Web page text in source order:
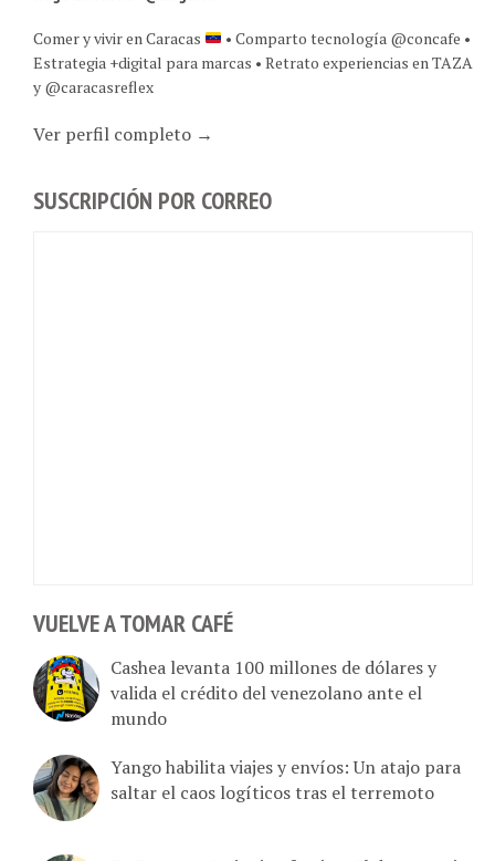
Comer y vivir en Caracas
• Comparto tecnología @concafe •
Estrategia +digital para marcas • Retrato experiencias en TAZA
y @caracasreflex
Ver perfil completo →
SUSCRIPCIÓN POR CORREO
VUELVE A TOMAR CAFÉ
Cashea levanta 100 millones de dólares y
valida el crédito del venezolano ante el
mundo
Yango habilita viajes y envíos: Un atajo para
saltar el caos logíticos tras el terremoto